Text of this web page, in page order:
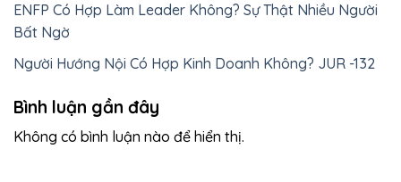
ENFP Có Hợp Làm Leader Không? Sự Thật Nhiều Người
Bất Ngờ
Người Hướng Nội Có Hợp Kinh Doanh Không? JUR -132
Bình luận gần đây
Không có bình luận nào để hiển thị.